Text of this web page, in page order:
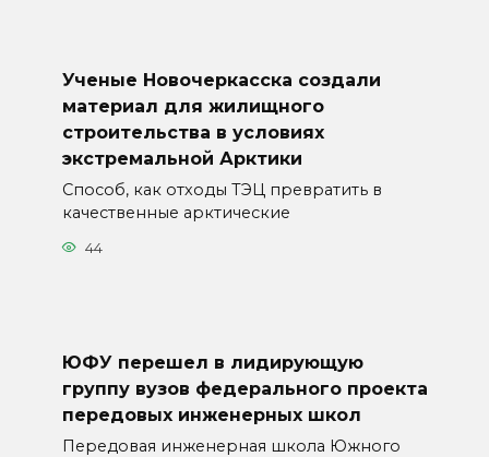
Ученые Новочеркасска создали
материал для жилищного
строительства в условиях
экстремальной Арктики
Способ, как отходы ТЭЦ превратить в
качественные арктические
44
ЮФУ перешел в лидирующую
группу вузов федерального проекта
передовых инженерных школ
Передовая инженерная школа Южного